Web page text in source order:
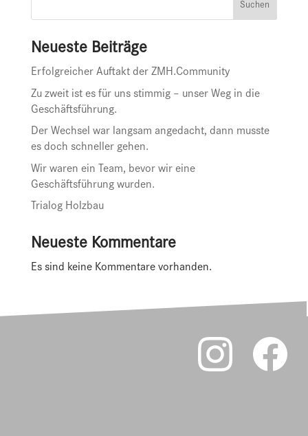
Suchen
Neueste Beiträge
Erfolgreicher Auftakt der ZMH.Community
Zu zweit ist es für uns stimmig – unser Weg in die
Geschäftsführung.
Der Wechsel war langsam angedacht, dann musste
es doch schneller gehen.
Wir waren ein Team, bevor wir eine
Geschäftsführung wurden.
Trialog Holzbau
Neueste Kommentare
Es sind keine Kommentare vorhanden.